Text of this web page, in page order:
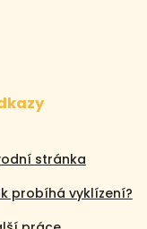
stránka
probíhá vyklízení?